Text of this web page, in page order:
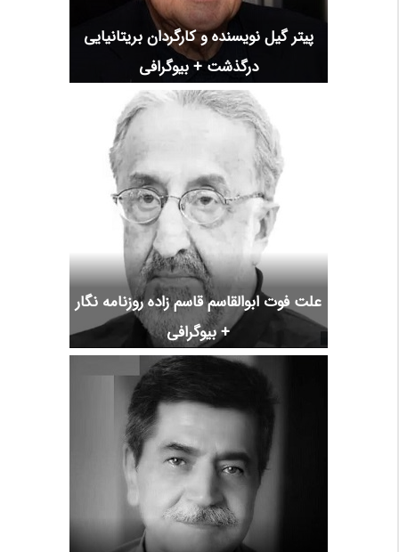
پیتر گیل نویسنده و کارگردان بریتانیایی
درگذشت + بیوگرافی
علت فوت ابوالقاسم قاسم زاده روزنامه نگار
+ بیوگرافی